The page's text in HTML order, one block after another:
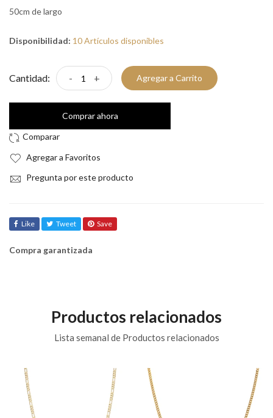
50cm de largo
Disponibilidad: 10 Artículos disponibles
Cantidad: - + Agregar a Carrito
Comprar ahora
Agregar a Favoritos
Pregunta por este producto
Like Tweet Save
Compra garantizada
Productos relacionados
Lista semanal de Productos relacionados